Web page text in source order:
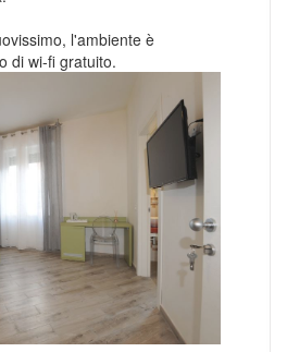
l'ambiente è
di wi-fi gratuito.